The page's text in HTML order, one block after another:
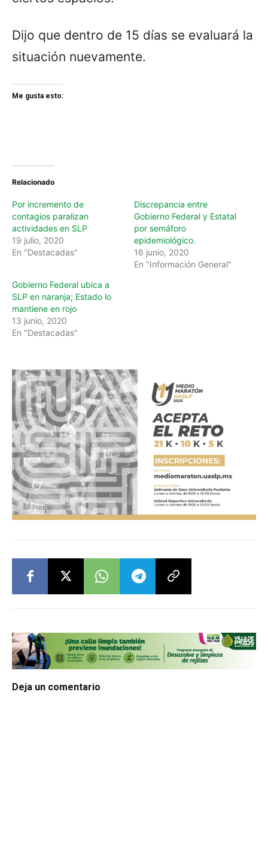
Dijo que dentro de 15 días se evaluará la
situación nuevamente.
Me gusta esto:
Relacionado
Por incremento de
contagios paralizan
actividades en SLP
19 julio, 2020
En "Destacadas"
Discrepancia entre
Gobierno Federal y Estatal
por semáforo
epidemiológico.
16 junio, 2020
En "Información General"
Gobierno Federal ubica a
SLP en naranja; Estado lo
mantiene en rojo
13 junio, 2020
En "Destacadas"
Deja un comentario